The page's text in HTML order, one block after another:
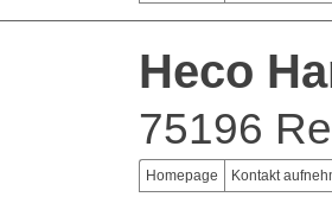
Heco
75196
Homepage Kontakt